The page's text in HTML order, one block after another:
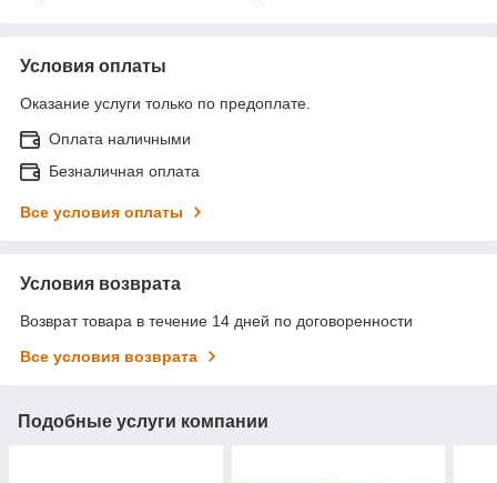
Условия оплаты
Оказание услуги только по предоплате.
Оплата наличными
Безналичная оплата
Все условия оплаты
Условия возврата
Возврат товара в течение 14 дней по договоренности
Все условия возврата
Подобные услуги компании